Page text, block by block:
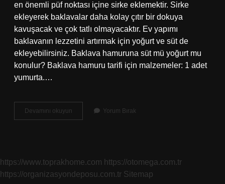
en önemli püf noktası içine sirke eklemektir. Sirke
ekleyerek baklavalar daha kolay çıtır bir dokuya
kavuşacak ve çok tatlı olmayacaktır. Ev yapımı
baklavanın lezzetini artırmak için yoğurt ve süt de
ekleyebilirsiniz. Baklava hamuruna süt mü yoğurt mu
konulur? Baklava hamuru tarifi için malzemeler: 1 adet
yumurta.…
Devamını okuyun
Hamurunun
Yorum Bırak
https://www.toprakhome.com https://otomega.com.tr
https://organizasyondeposu.com.tr Sitemap